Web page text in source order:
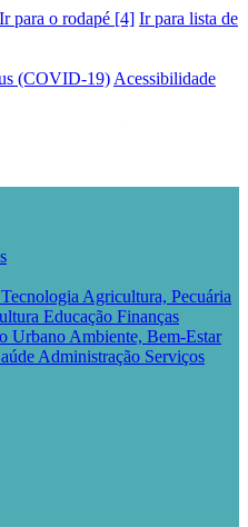
Ir para o rodapé [4] Ir para lista de
(COVID-19) Acessibilidade
Agricultura, Pecuária
Educação Finanças
Urbano Ambiente, Bem-Estar
Administração Serviços